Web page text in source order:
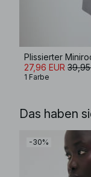
Plissierter
27,96 EUR 39,95
1 Farbe
Das haben
-30%